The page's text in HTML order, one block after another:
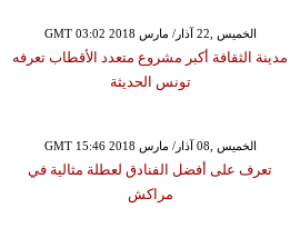
GMT 03:02 2018 الخميس ,22 آذار/ مارس
مدينة الثقافة أكبر مشروع متعدد الأقطاب تعرفه
تونس الحديثة
GMT 15:46 2018 الخميس ,08 آذار/ مارس
تعرف على أفضل الفنادق لعطلة مثالية في
مراكش